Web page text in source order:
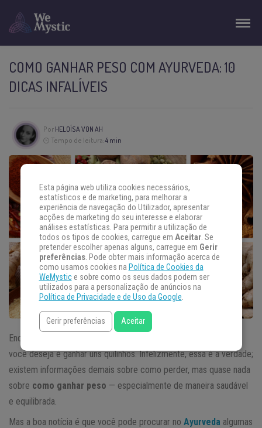
COMO GANHAR PESO COM AYURVEDA: 10
DICAS INFALÍVEIS
Por HELOÍSA VON AH
Tempo de leitura:4 min
Enquanto o mundo está preocupado em
você deseja é ganhar uns quilinhos. Infelizmente, essa é a verdade;
existem informações demais sobre como perder, mas quase nada
sobre como ganhar peso — especialmente de maneira saudável
e equilibrada.
Mas a boa notícia é que você pode procurar no Ayurveda algumas
Esta página web utiliza cookies necessários,
estatísticos e de marketing, para melhorar a
experiência de navegação do Utilizador, apresentar
acções de marketing do seu interesse e elaborar
análises estatísticas. Para permitir a utilização de
todos os tipos de cookies, carregue em Aceitar. Se
pretender escolher apenas alguns, carregue em Gerir
preferências. Pode obter mais informação acerca de
como usamos cookies na Política de Cookies da
WeMystice sobre como os seus dados podem ser
utilizados para a personalização de anúncios na
Política de Privacidade e de Uso da Google.
Gerir preferências Aceitar